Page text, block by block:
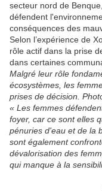
secteur nord de
défendent
conséquences des
Selon l’expérience de
rôle actif dans la prise
dans certaines
Malgré leur rôle
écosystèmes, les
prises de décision.
« Les femmes
foyer, car ce sont elles
pénuries d'eau et de la
sont également
dévalorisation des
qui manque à la